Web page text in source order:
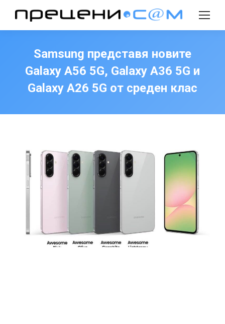
Search:
Samsung представя новите
Galaxy A56 5G, Galaxy A36 5G и
Galaxy A26 5G от среден клас